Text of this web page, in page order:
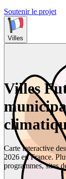
Soutenir le projet
Villes
Villes
Carte interactive
2026 en France.
programmes, sites